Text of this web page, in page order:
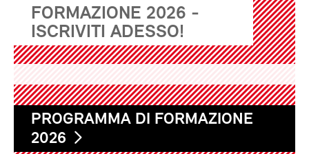
FORMAZIONE 2026 -
ISCRIVITI ADESSO!
PROGRAMMA DI FORMAZIONE
2026